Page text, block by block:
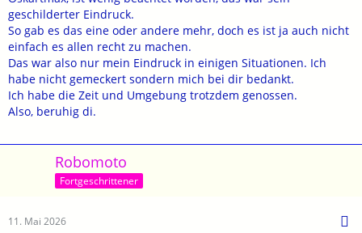
geschilderter Eindruck.
So gab es das eine oder andere mehr, doch es ist ja auch nicht
einfach es allen recht zu machen.
Das war also nur mein Eindruck in einigen Situationen. Ich
habe nicht gemeckert sondern mich bei dir bedankt.
Ich habe die Zeit und Umgebung trotzdem genossen.
Also, beruhig di.
Robomoto
Fortgeschrittener
11. Mai 2026